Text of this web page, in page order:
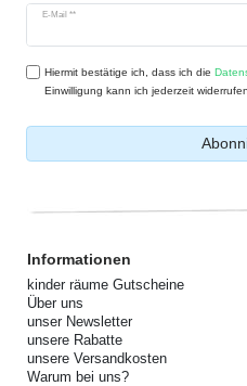
E-Mail **
Newsletter
Hiermit bestätige ich, dass ich die
Einwilligung kann ich jederzeit
Informationen
kinder räume Gutscheine
Über uns
unser Newsletter
unsere Rabatte
unsere Versandkosten
Warum bei uns?